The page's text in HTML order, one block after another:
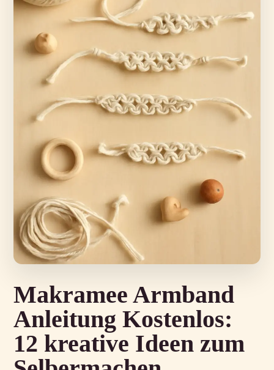
Makramee Armband
Anleitung Kostenlos:
12 kreative Ideen zum